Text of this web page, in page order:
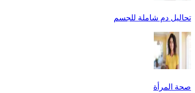
تحاليل دم شاملة للجسم
صحة المرأة